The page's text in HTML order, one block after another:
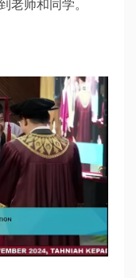
老师和同学。